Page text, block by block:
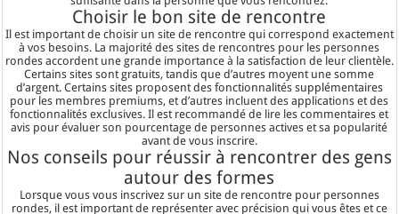
Choisir le bon site de rencontre
Il est important de choisir un site de rencontre qui correspond exactement
à vos besoins. La majorité des sites de rencontres pour les personnes
rondes accordent une grande importance à la satisfaction de leur clientèle.
Certains sites sont gratuits, tandis que d’autres moyent une somme
d’argent. Certains sites proposent des fonctionnalités supplémentaires
pour les membres premiums, et d’autres incluent des applications et des
fonctionnalités exclusives. Il est recommandé de lire les commentaires et
avis pour évaluer son pourcentage de personnes actives et sa popularité
avant de vous inscrire.
Nos conseils pour réussir à rencontrer des gens
autour des formes
Lorsque vous vous inscrivez sur un site de rencontre pour personnes
rondes, il est important de représenter avec précision qui vous êtes et ce